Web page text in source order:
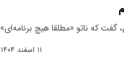
گفت که ناتو «مطلقا هیچ برنامه‌ای»
۱۱ اسفند ۱۴۰۴